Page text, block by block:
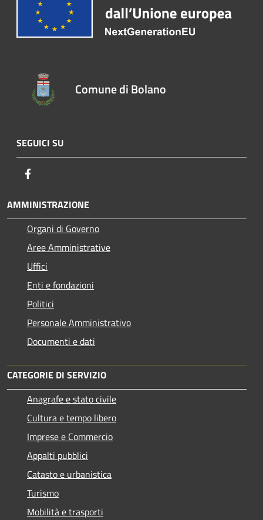
Comune di Bolano
SEGUICI SU
AMMINISTRAZIONE
Organi di Governo
Aree Amministrative
Uffici
Enti e fondazioni
Politici
Personale Amministrativo
Documenti e dati
CATEGORIE DI SERVIZIO
Anagrafe e stato civile
Cultura e tempo libero
Imprese e Commercio
Appalti pubblici
Catasto e urbanistica
Turismo
Mobilità e trasporti